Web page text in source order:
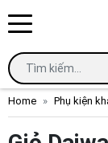
Home Phụ kiện